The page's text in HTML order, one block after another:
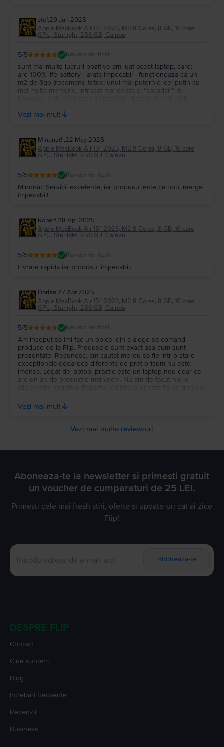
stef,29 Jun 2025
Apple MacBook Air 15″ 2023, M2 8 Cores, 8 GB, 10 core
GPU, Starlight, 256 GB, Ca nou
5/5 Review verificat
sunt mai multe lucruri pozitive am luat acest laptop, care: -
are 100% life battery - arata impecabil - functioneaza ca un
m2 de 8gb (recomand totusi unul mai puternic, cel putin cu
mai multa memorie, intrucat mai exista si “sacadari” in
ok
Vezi mai mult
Minunat! ,22 May 2025
Apple MacBook Air 15″ 2023, M2 8 Cores, 8 GB, 10 core
GPU, Starlight, 256 GB, Ca nou
5/5 Review verificat
Minunat! Servicii excelente, iar produsul este ca nou, merge
impecabil!
Robert,28 Apr 2025
Apple MacBook Air 15″ 2023, M2 8 Cores, 8 GB, 10 core
GPU, Starlight, 256 GB, Ca nou
5/5 Review verificat
Livrare rapida iar produsul impecabil.
Dorian,27 Apr 2025
Apple MacBook Air 15″ 2023, M2 8 Cores, 8 GB, 10 core
GPU, Starlight, 256 GB, Ca nou
5/5 Review verificat
Am inceput sa imi fac un obicei din a alege sa comand
produse de la Flip. Produsele sunt exact asa cum sunt
prezentate. Recunosc, am cautat mereu sa fie intr-o stare
exceptionala deoarece diferenta de pret oricum nu este
imensa. Legat de laptop, practic este un laptop nou doar ca
are un an de productie mai vechi. Nu am de facut nici-o
pentru ca aveam nevoie de el urgent. Initial nu intelesesem
unde se afla factura dar dupa un mail trimis echipei s-a
mult prea pozitiv dar chiar nu am nimic de reprosat echipei.
Vezi mai mult
Vezi mai multe review-uri
Aboneaza-te la newsletter si primesti gratuit
un voucher de cumparaturi de 25 LEI.
Primesti cele mai fresh stiri, oferte si update-uri cat ai zice
Flip!
Aboneaza-te
DESPRE FLIP
Contact
Cine suntem
Blog
Intrebari frecvente
Recenzii
Business